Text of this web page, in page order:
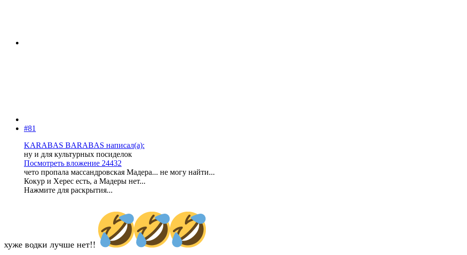
#81
KARABAS BARABAS написал(а):
ну и для культурных посиделок
Посмотреть вложение 24432
чето пропала массандровская Мадера... не могу найти...
Кокур и Херес есть, а Мадеры нет...
Нажмите для раскрытия...
хуже водки лучше нет!!